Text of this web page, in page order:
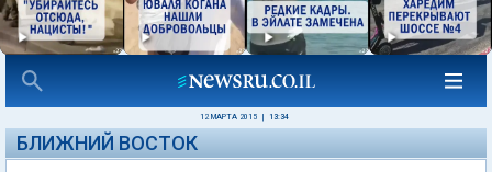
12 МАРТА 2015 13:34
БЛИЖНИЙ ВОСТОК